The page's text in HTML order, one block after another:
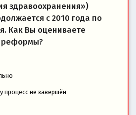
здравоохранения»)
с 2010 года по
Как Вы оцениваете
реформы?
процесс не завершён